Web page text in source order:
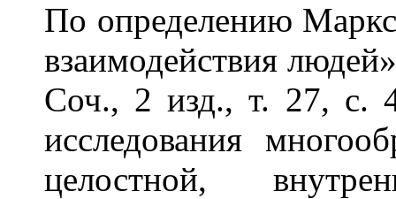
По определению
взаимодействия
Соч., 2 изд., т. 27, с.
исследования
целостной,